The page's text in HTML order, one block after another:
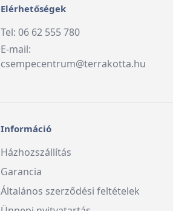
Elérhetőségek
Tel: 06 62 555 780
E-mail:
csempecentrum@terrakotta.hu
Információ
Házhozszállítás
Garancia
Általános szerződési feltételek